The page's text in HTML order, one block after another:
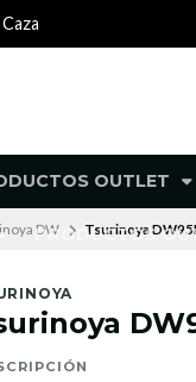
OUTLET
PRODUCTOS
DW Tsurinoya